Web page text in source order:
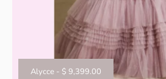
Alycce - $ 9,399.00